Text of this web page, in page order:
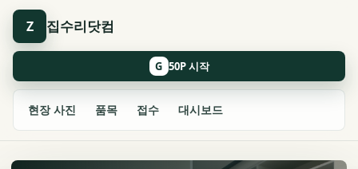
Z 집수리닷컴
현장 사진 품목 접수 대시보드
G